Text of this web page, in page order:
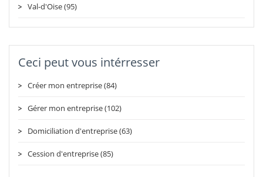
Val-d'Oise (95)
Ceci peut vous intérresser
Créer mon entreprise (84)
Gérer mon entreprise (102)
Domiciliation d'entreprise (63)
Cession d'entreprise (85)